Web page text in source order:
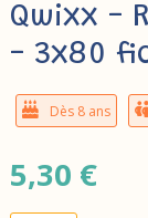
Qwixx -
- 3x80
Dès 8 ans
5,30 €